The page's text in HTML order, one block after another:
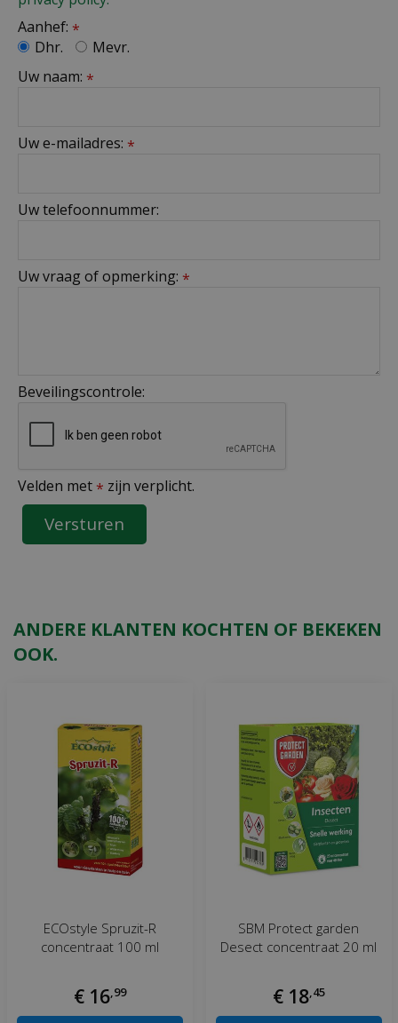
Aanhef: *
Dhr.
Mevr.
Uw naam: *
Uw e-mailadres: *
Uw telefoonnummer:
Uw vraag of opmerking: *
Beveilingscontrole:
Velden met * zijn verplicht.
ANDERE KLANTEN KOCHTEN OF BEKEKEN
OOK.
ECOstyle Spruzit-R
concentraat 100 ml
€ 16,99
SBM Protect garden
Desect concentraat 20 ml
€ 18,45